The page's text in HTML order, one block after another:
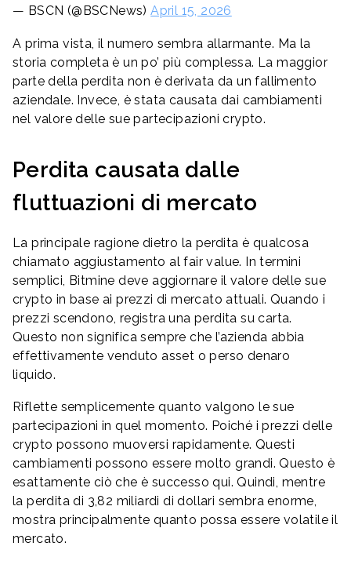
— BSCN (@BSCNews)April 15, 2026
A prima vista, il numero sembra allarmante. Ma la
storia completa è un po’ più complessa. La maggior
parte della perdita non è derivata da un fallimento
aziendale. Invece, è stata causata dai cambiamenti
nel valore delle sue partecipazioni crypto.
Perdita causata dalle
fluttuazioni di mercato
La principale ragione dietro la perdita è qualcosa
chiamato aggiustamento al fair value. In termini
semplici, Bitmine deve aggiornare il valore delle sue
crypto in base ai prezzi di mercato attuali. Quando i
prezzi scendono, registra una perdita su carta.
Questo non significa sempre che l’azienda abbia
effettivamente venduto asset o perso denaro
liquido.
Riflette semplicemente quanto valgono le sue
partecipazioni in quel momento. Poiché i prezzi delle
crypto possono muoversi rapidamente. Questi
cambiamenti possono essere molto grandi. Questo è
esattamente ciò che è successo qui. Quindi, mentre
la perdita di 3,82 miliardi di dollari sembra enorme,
mostra principalmente quanto possa essere volatile il
mercato.